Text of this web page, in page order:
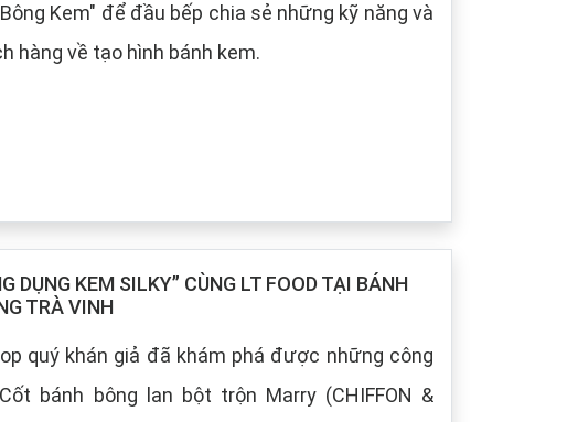
Kem" để đầu bếp chia sẻ những kỹ năng và
hàng về tạo hình bánh kem.
DỤNG KEM SILKY” CÙNG LT FOOD TẠI BÁNH
TRÀ VINH
quý khán giả đã khám phá được những công
bánh bông lan bột trộn Marry (CHIFFON &